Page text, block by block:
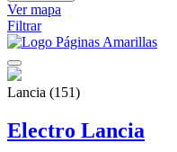
Ver mapa
Filtrar
Lancia (151)
Electro Lancia